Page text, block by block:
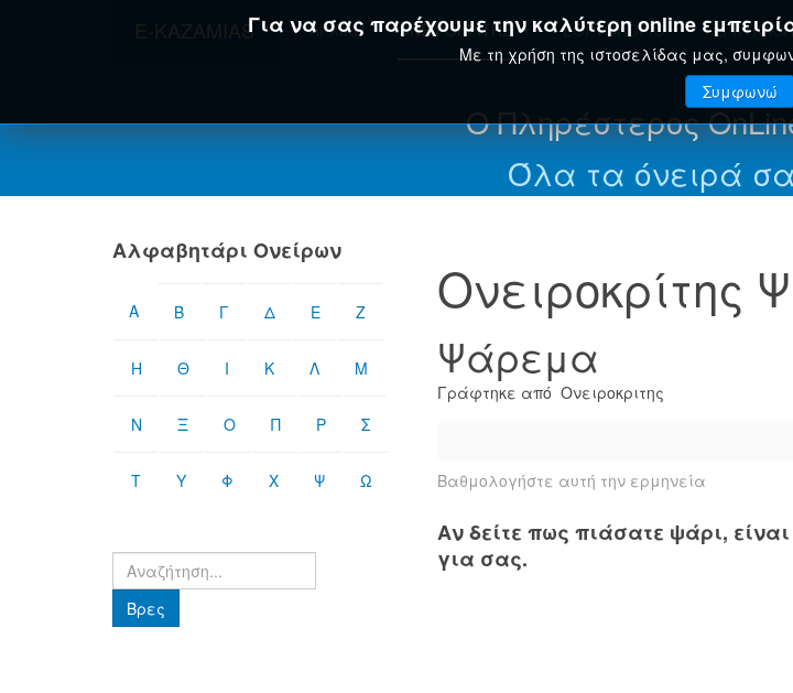
E-KAZAMIASΓια να σας παρέχουμε την καλύτερη online
Με τη χρήση της ιστοσελίδας μας,
Συμφωνώ
ΑΡΧΙΚΉ ΟΝΕΙΡΟΚΡΊΤΗΣ ΕΟΡΤΟΛΌΓΙΟ
Ο Πληρέστερος
Όλα τα όνειρά
Ονειροκρίτης
Ψάρεμα
Γράφτηκε από Ονειροκριτης
Βαθμολογήστε αυτή την ερμηνεία
Αν δείτε πως πιάσατε ψάρι,
για σας.
Αλφαβητάρι Ονείρων
Α Β Γ Δ Ε Ζ
Η Θ Ι Κ Λ Μ
Ν Ξ Ο Π Ρ Σ
Τ Υ Φ Χ Ψ Ω
Βρες
Βρες